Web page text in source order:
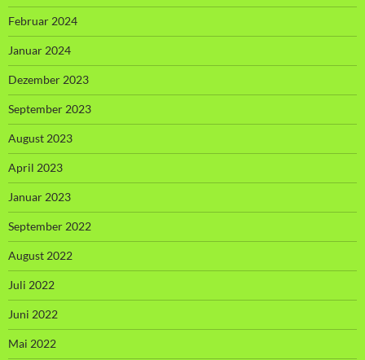
Februar 2024
Januar 2024
Dezember 2023
September 2023
August 2023
April 2023
Januar 2023
September 2022
August 2022
Juli 2022
Juni 2022
Mai 2022